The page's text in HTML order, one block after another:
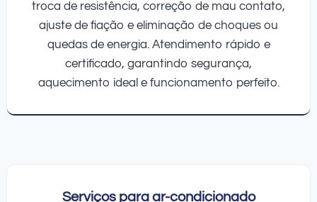
troca de resistência, correção de mau contato,
ajuste de fiação e eliminação de choques ou
quedas de energia. Atendimento rápido e
certificado, garantindo segurança,
aquecimento ideal e funcionamento perfeito.
Serviços para ar-condicionado